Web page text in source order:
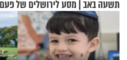
תשעה באב | מסע לירושלים של